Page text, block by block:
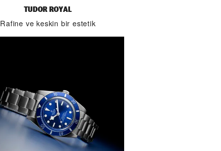
TUDOR ROYAL
Rafine ve keskin bir estetik